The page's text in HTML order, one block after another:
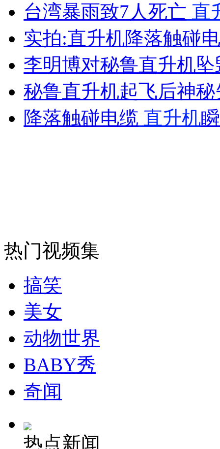
女孩北京地铁殴打老人 痛下狠手拳打脚踢
无痛分娩是否安全 医生回应
外交部：反对强权政治霸凌主义
外交部：有关国家言论片面不公正
纽约上演“枕头大战”
司机酒驾遇交警 急速倒车逃窜
台湾暴雨致7人死亡 直
实拍:直升机降落触碰
李明博对秘鲁直升机
秘鲁直升机起飞后神
降落触碰电缆 直升机
热门视频集
搞笑
美女
动物世界
BABY秀
奇闻
热点新闻